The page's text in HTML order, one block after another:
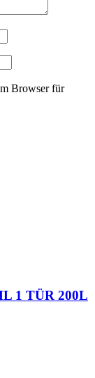
Browser für
1 TÜR 200L